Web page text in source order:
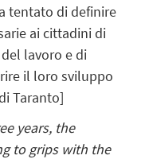
tentato di definire
ai cittadini di
lavoro e di
il loro sviluppo
Taranto]
years, the
to grips with the